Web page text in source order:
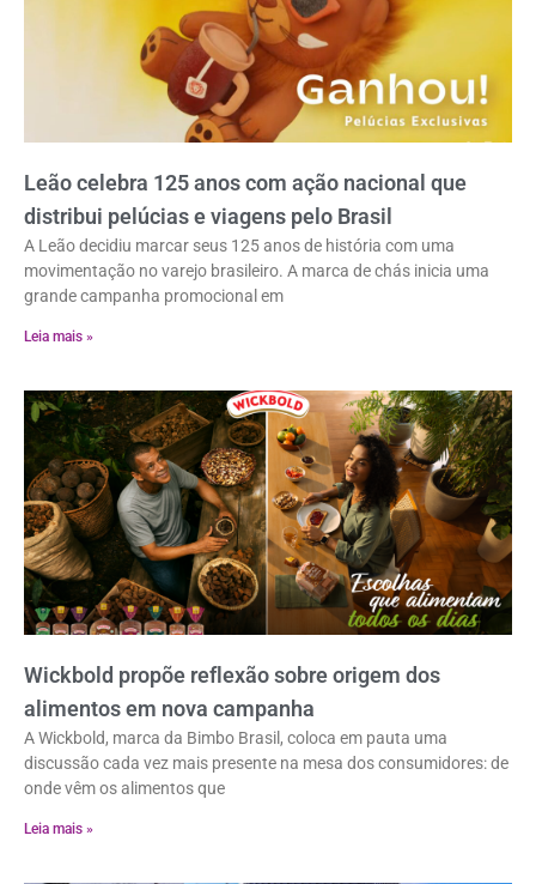
Leão celebra 125 anos com ação nacional que
distribui pelúcias e viagens pelo Brasil
A Leão decidiu marcar seus 125 anos de história com uma
movimentação no varejo brasileiro. A marca de chás inicia uma
grande campanha promocional em
Leia mais »
Wickbold propõe reflexão sobre origem dos
alimentos em nova campanha
A Wickbold, marca da Bimbo Brasil, coloca em pauta uma
discussão cada vez mais presente na mesa dos consumidores: de
onde vêm os alimentos que
Leia mais »